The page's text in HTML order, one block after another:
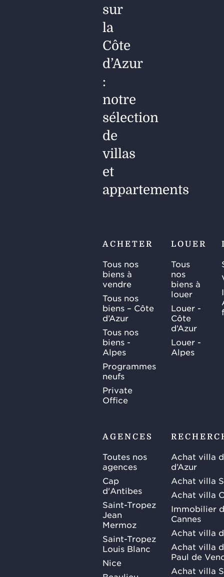
sur
la
Côte
d’Azur
:
notre
sélection
de
villas
et
appartements
ACHETER
Tous nos
biens à
vendre
Tous nos
biens – Côte
d’Azur
Tous nos
biens -
Alpes
Programmes
neufs
Private
Office
LOUER
Tous
nos
biens à
louer
Louer -
Côte
d’Azur
Louer -
Alpes
AGENCES
Toutes nos
agences
Cap
d'Antibes
Saint-Tropez
Jean
Mermoz
Saint-Tropez
Louis Blanc
Nice
Achat villa
d’Azur
Achat villa
Achat villa
Immobilier
Cannes
Achat villa
Achat villa
Paul de
Achat villa